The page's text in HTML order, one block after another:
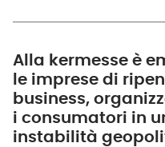
Alla kermesse è
le imprese di
business,
i consumatori in
instabilità